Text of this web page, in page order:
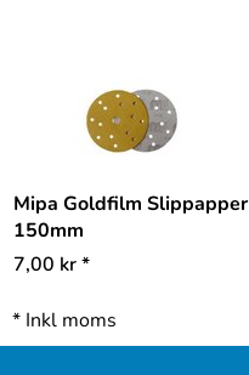
Mipa Goldfilm Slippapper
150mm
7,00 kr*
* Inkl moms